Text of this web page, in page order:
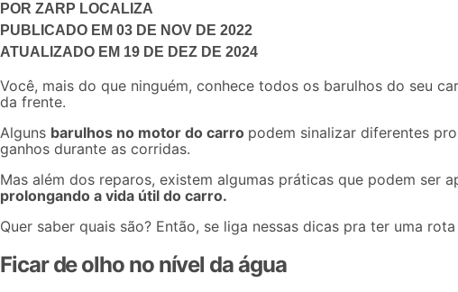
POR ZARP LOCALIZA
PUBLICADO EM 03 DE NOV DE 2022
ATUALIZADO EM 19 DE DEZ DE 2024
Você, mais do que ninguém, conhece todos os barulhos do seu
da frente.
Alguns barulhos no motor do carro podem sinalizar diferentes
ganhos durante as corridas.
Mas além dos reparos, existem algumas práticas que podem ser
prolongando a vida útil do carro.
Quer saber quais são? Então, se liga nessas dicas pra ter uma
Ficar de olho no nível da água